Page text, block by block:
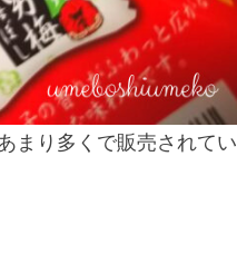
まり多くで販売されてい